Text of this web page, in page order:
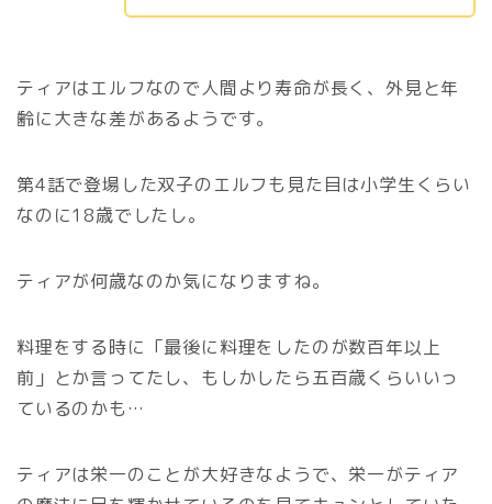
ティアはエルフなので人間より寿命が長く、外見と年
齢に大きな差があるようです。
第4話で登場した双子のエルフも見た目は小学生くらい
なのに18歳でしたし。
ティアが何歳なのか気になりますね。
料理をする時に「最後に料理をしたのが数百年以上
前」とか言ってたし、もしかしたら五百歳くらいいっ
ているのかも…
ティアは栄一のことが大好きなようで、栄一がティア